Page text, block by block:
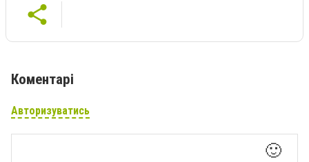
Коментарі
Авторизуватись
🙂